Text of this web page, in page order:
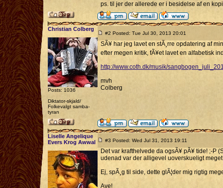
ps. til jer der allerede er i besidelse af en
Christian Colberg
Posts: 1036
Diktator-skjald/
Folkevalgt samba-
tyran
#2 Posted: Tue Jul 30, 2013 20:01
SÃ¥ har jeg lavet en stÃ¸rre opdatering af
efter megen kritik, fÃ¥et lavet en alfabetisk
http://www.coth.dk/musik/
mvh
Colberg
Liselle Angelique
Evers Krog Awwal
#3 Posted: Wed Jul 31, 2013 19:11
Det var krafthelvede da ogsÃ¥ pÃ¥ tide! ;-P
udenad var der alligevel uoverskueligt
Ej, spÃ¸g til side, dette glÃ¦der mig rigtig
Ave!